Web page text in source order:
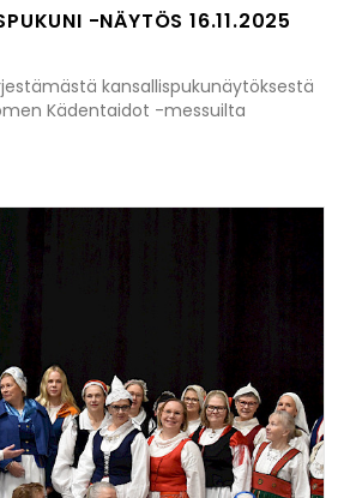
-NÄYTÖS 16.11.2025
kansallispukunäytöksestä
Kädentaidot -messuilta